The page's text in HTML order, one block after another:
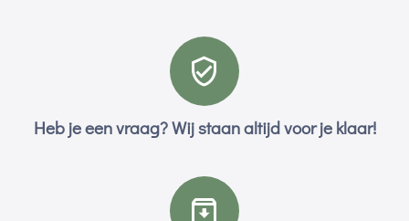
Heb je een vraag? Wij staan altijd voor je klaar!